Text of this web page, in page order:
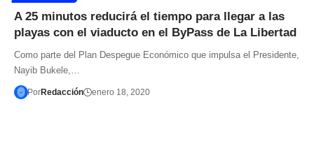
A 25 minutos reducirá el tiempo para llegar a las
playas con el viaducto en el ByPass de La Libertad
Como parte del Plan Despegue Económico que impulsa el Presidente,
Nayib Bukele,…
PorRedacción enero 18, 2020